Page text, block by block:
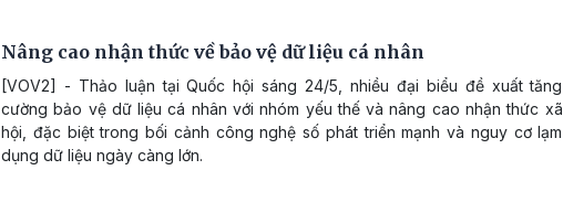
Nâng cao nhận thức về bảo vệ dữ liệu cá nhân
[VOV2] - Thảo luận tại Quốc hội sáng 24/5, nhiều đại biểu đề xuất tăng
cường bảo vệ dữ liệu cá nhân với nhóm yếu thế và nâng cao nhận thức xã
hội, đặc biệt trong bối cảnh công nghệ số phát triển mạnh và nguy cơ lạm
dụng dữ liệu ngày càng lớn.